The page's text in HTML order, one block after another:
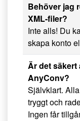
Behöver jag
XML-filer?
Inte alls! Du
skapa konto
Är det säkert
AnyConv?
Självklart.
tryggt och
Ingen får